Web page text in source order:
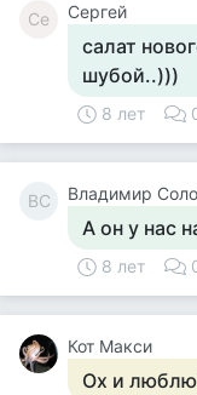
Се Сергей
салат
шубой..)))
8 лет
ВС Владимир
А он у нас
8 лет
Кот Макси
Ох и